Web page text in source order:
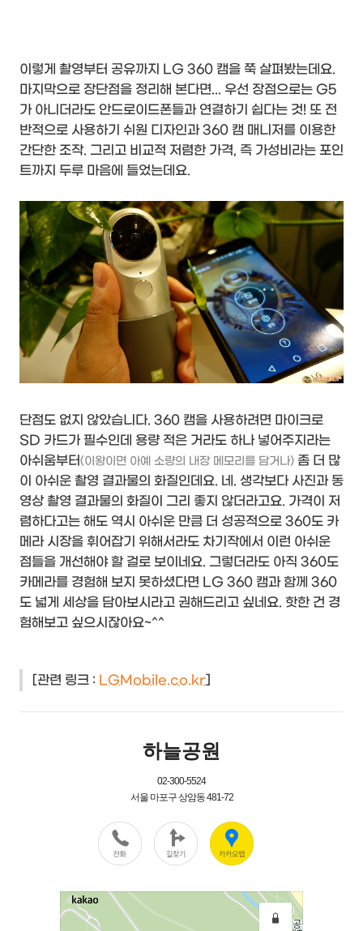
이렇게 촬영부터 공유까지 LG 360 캠을 쭉 살펴봤는데요.
마지막으로 장단점을 정리해 본다면... 우선 장점으로는 G5
가 아니더라도 안드로이드폰들과 연결하기 쉽다는 것! 또 전
반적으로 사용하기 쉬원 디자인과 360 캠 매니저를 이용한
간단한 조작. 그리고 비교적 저렴한 가격, 즉 가성비라는 포인
트까지 두루 마음에 들었는데요.
단점도 없지 않았습니다. 360 캠을 사용하려면 마이크로
SD 카드가 필수인데 용량 적은 거라도 하나 넣어주지라는
아쉬움부터(이왕이면 아예 소량의 내장 메모리를 담거나) 좀 더 많
이 아쉬운 촬영 결과물의 화질인데요. 네. 생각보다 사진과 동
영상 촬영 결과물의 화질이 그리 좋지 않더라고요. 가격이 저
렴하다고는 해도 역시 아쉬운 만큼 더 성공적으로 360도 카
메라 시장을 휘어잡기 위해서라도 차기작에서 이런 아쉬운
점들을 개선해야 할 걸로 보이네요. 그렇더라도 아직 360도
카메라를 경험해 보지 못하셨다면 LG 360 캠과 함께 360
도 넓게 세상을 담아보시라고 권해드리고 싶네요. 핫한 건 경
험해보고 싶으시잖아요~^^
[관련 링크 : LGMobile.co.kr]